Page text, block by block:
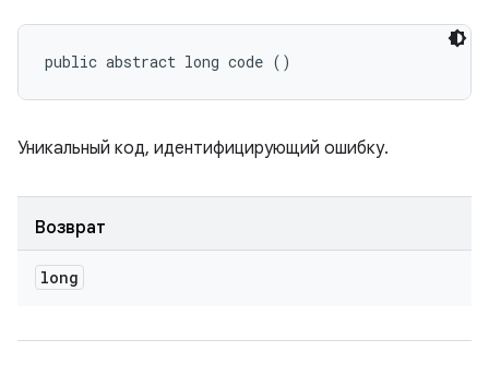
public abstract long code ()
Уникальный код, идентифицирующий ошибку.
Возврат
long